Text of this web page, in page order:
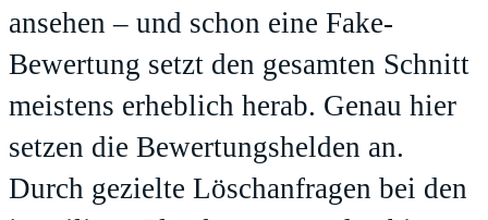
ansehen – und schon eine Fake-
Bewertung setzt den gesamten Schnitt
meistens erheblich herab. Genau hier
setzen die Bewertungshelden an.
Durch gezielte Löschanfragen bei den